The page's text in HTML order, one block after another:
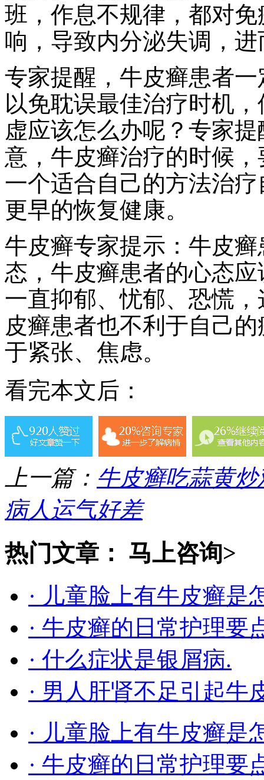
班，作息不规律，都对
响，导致内分泌失调，
专家提醒，牛皮癣患者
以免耽误最佳治疗时机
虚应该怎么办呢？专家
意，牛皮癣治疗的时候
一个适合自己的方法治
更早的恢复健康。
牛皮癣专家提示：牛皮
态，牛皮癣患者的心态
一直抑郁、忧郁、恐慌
皮癣患者也不利于自己
于紧张、焦虑。
看完本文后：
上一篇： 牛皮癣吃蒜黄
病人运气好差
热门文章： 马上咨询>
· 儿童脸上有牛皮癣是
· 牛皮癣的日常护理要
· 什么症状是银屑病.
· 男人肝肾不足引起牛
· 儿童脸上有牛皮癣是
· 牛皮癣的日常护理要